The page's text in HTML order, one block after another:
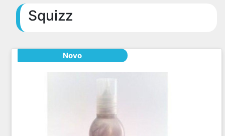
Squizz
Novo